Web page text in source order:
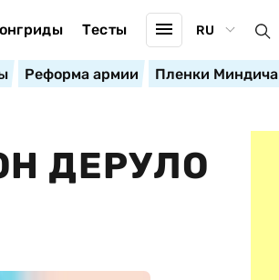
Тесты RU
Реформа армии Пленки Миндича
ДЕРУЛО